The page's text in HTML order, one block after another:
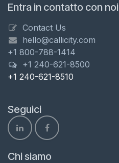
Entra in contatto con noi
Contact Us
hello@callicity.com
+1 800-788-1414
+1 240-621-8500
+1 240-621-8510
Seguici
Chi siamo